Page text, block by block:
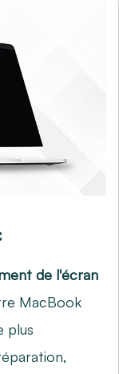
de l'écran
MacBook
plus